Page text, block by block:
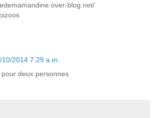
blog.net/
10/2014 7:29 a.m.
deux personnes